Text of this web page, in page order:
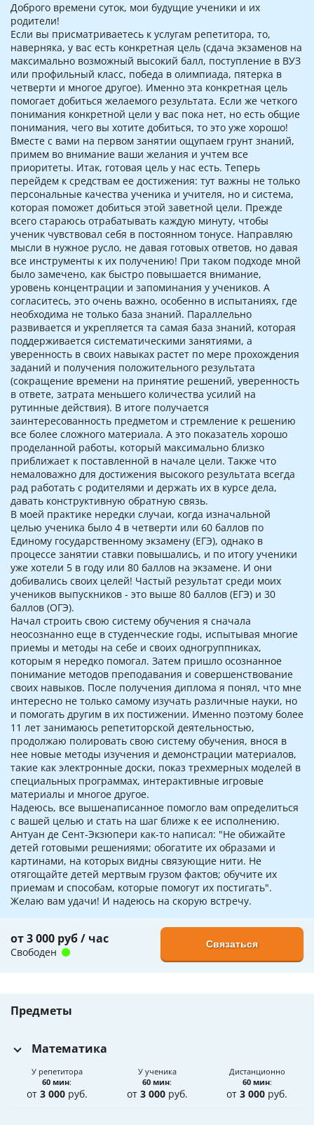
Доброго времени суток, мои будущие ученики и их
родители!
Если вы присматриваетесь к услугам репетитора, то,
наверняка, у вас есть конкретная цель (сдача экзаменов на
максимально возможный высокий балл, поступление в ВУЗ
или профильный класс, победа в олимпиада, пятерка в
четверти и многое другое). Именно эта конкретная цель
помогает добиться желаемого результата. Если же четкого
понимания конкретной цели у вас пока нет, но есть общие
понимания, чего вы хотите добиться, то это уже хорошо!
Вместе с вами на первом занятии ощупаем грунт знаний,
примем во внимание ваши желания и учтем все
приоритеты. Итак, готовая цель у нас есть. Теперь
перейдем к средствам ее достижения: тут важны не только
персональные качества ученика и учителя, но и система,
которая поможет добиться этой заветной цели. Прежде
всего стараюсь отрабатывать каждую минуту, чтобы
ученик чувствовал себя в постоянном тонусе. Направляю
мысли в нужное русло, не давая готовых ответов, но давая
все инструменты к их получению! При таком подходе мной
было замечено, как быстро повышается внимание,
уровень концентрации и запоминания у учеников. А
согласитесь, это очень важно, особенно в испытаниях, где
необходима не только база знаний. Параллельно
развивается и укрепляется та самая база знаний, которая
поддерживается систематическими занятиями, а
уверенность в своих навыках растет по мере прохождения
заданий и получения положительного результата
(сокращение времени на принятие решений, уверенность
в ответе, затрата меньшего количества усилий на
рутинные действия). В итоге получается
заинтересованность предметом и стремление к решению
все более сложного материала. А это показатель хорошо
проделанной работы, который максимально близко
приближает к поставленной в начале цели. Также что
немаловажно для достижения высокого результата всегда
рад работать с родителями и держать их в курсе дела,
давать конструктивную обратную связь.
В моей практике нередки случаи, когда изначальной
целью ученика было 4 в четверти или 60 баллов по
Единому государственному экзамену (ЕГЭ), однако в
процессе занятии ставки повышались, и по итогу ученики
уже хотели 5 в году или 80 баллов на экзамене. И они
добивались своих целей! Частый результат среди моих
учеников выпускников - это выше 80 баллов (ЕГЭ) и 30
баллов (ОГЭ).
Начал строить свою систему обучения я сначала
неосознанно еще в студенческие годы, испытывая многие
приемы и методы на себе и своих одногруппниках,
которым я нередко помогал. Затем пришло осознанное
понимание методов преподавания и совершенствование
своих навыков. После получения диплома я понял, что мне
интересно не только самому изучать различные науки, но
и помогать другим в их постижении. Именно поэтому более
11 лет занимаюсь репетиторской деятельностью,
продолжаю полировать свою систему обучения, внося в
нее новые методы изучения и демонстрации материалов,
такие как электронные доски, показ трехмерных моделей в
специальных программах, интерактивные игровые
материалы и многое другое.
Надеюсь, все вышенаписанное помогло вам определиться
с вашей целью и стать на шаг ближе к ее исполнению.
Антуан де Сент-Экзюпери как-то написал: "Не обижайте
детей готовыми решениями; обогатите их образами и
картинами, на которых видны связующие нити. Не
отягощайте детей мертвым грузом фактов; обучите их
приемам и способам, которые помогут их постигать".
Желаю вам удачи! И надеюсь на скорую встречу.
от 3 000 руб / час
Свободен
Связаться
Предметы
Математика
У репетитора
60 мин:
от 3 000руб.
У ученика
60 мин:
от 3 000руб.
Дистанционно
60 мин:
от3 000 руб.